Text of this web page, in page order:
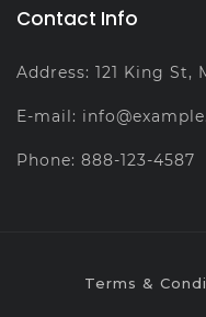
Contact Info
Address: 121 King St,
E-mail:
Phone: 888-123-4587
Terms &